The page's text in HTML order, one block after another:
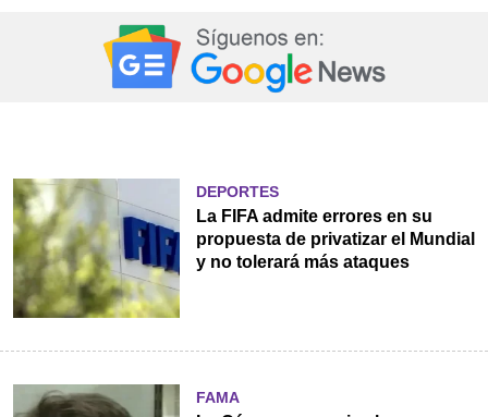
DEPORTES
La FIFA admite errores en su
propuesta de privatizar el Mundial
y no tolerará más ataques
FAMA